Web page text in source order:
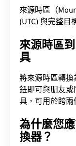
來源時區（
(UTC) 與完整目
來源時區
具
將來源時區轉
鈕即可與朋友
具，可用於跨兩
為什麼您
換器？